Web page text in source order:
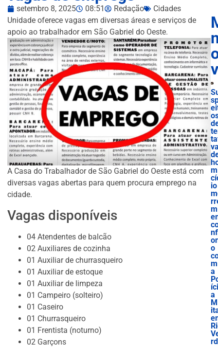
setembro 8, 2025 08:51 Redação
Cidades
Unidade oferece vagas em diversas áreas e serviços de
apoio ao trabalhador em São Gabriel do Oeste.
A Casa do Trabalhador de São Gabriel do Oeste está com
diversas vagas abertas para quem procura emprego na
cidade.
Vagas disponíveis
04 Atendentes de balcão
02 Auxiliares de cozinha
01 Auxiliar de churrasqueiro
01 Auxiliar de estoque
01 Auxiliar de limpeza
01 Campeiro (solteiro)
01 Caseiro
01 Churrasqueiro
01 Frentista (noturno)
02 Garçons
io
m
o
m
a
íci
a